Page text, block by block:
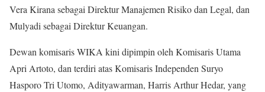
Vera Kirana sebagai Direktur Manajemen Risiko dan Legal, dan
Mulyadi sebagai Direktur Keuangan.
Dewan komisaris WIKA kini dipimpin oleh Komisaris Utama
Apri Artoto, dan terdiri atas Komisaris Independen Suryo
Hasporo Tri Utomo, Adityawarman, Harris Arthur Hedar, yang